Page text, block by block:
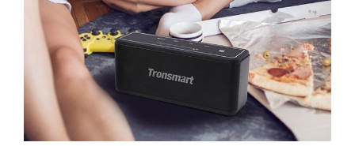
–
hardver
kimaxolva